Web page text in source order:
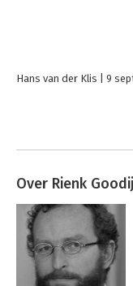
Hans van der Klis 9
Over Rienk